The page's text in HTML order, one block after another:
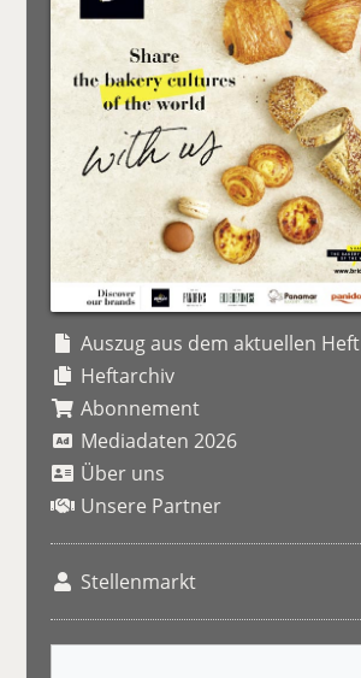
Auszug aus dem aktuellen Heft
Heftarchiv
Abonnement
Mediadaten 2026
Über uns
Unsere Partner
Stellenmarkt